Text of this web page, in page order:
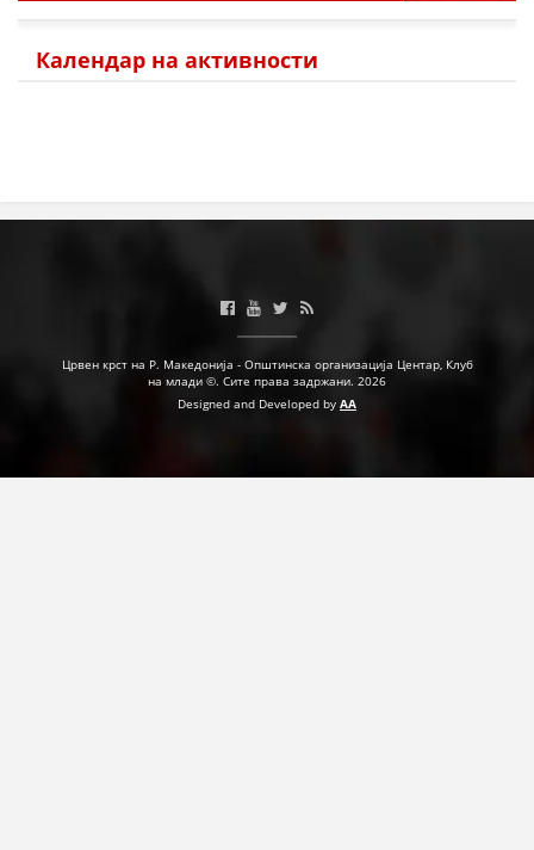
Календар на активности
Црвен крст на Р. Македонија - Општинска организација Центар, Клуб
на млади ©. Сите права задржани. 2026
Designed and Developed by AA